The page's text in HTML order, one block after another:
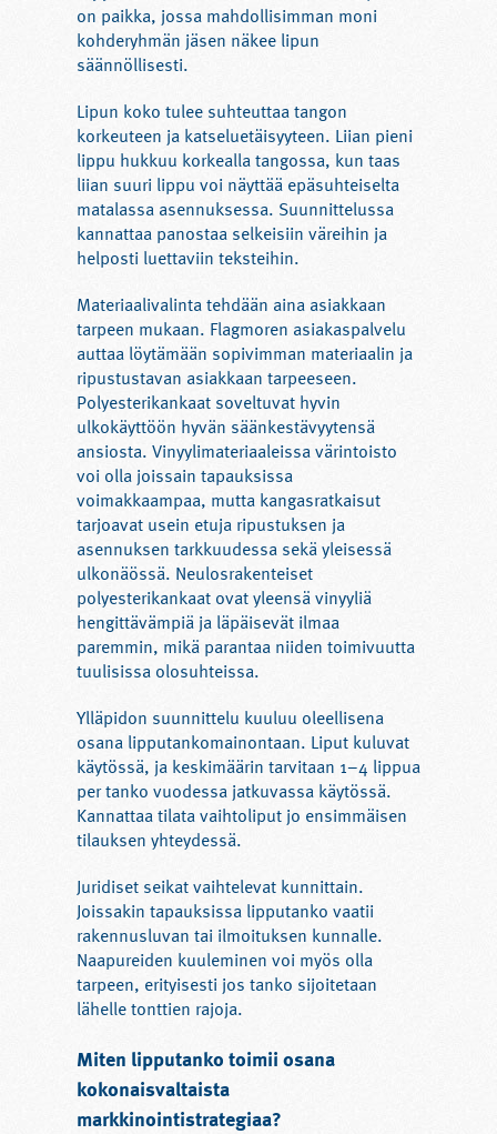
on paikka, jossa mahdollisimman moni
kohderyhmän jäsen näkee lipun
säännöllisesti.
Lipun koko tulee suhteuttaa tangon
korkeuteen ja katseluetäisyyteen. Liian pieni
lippu hukkuu korkealla tangossa, kun taas
liian suuri lippu voi näyttää epäsuhteiselta
matalassa asennuksessa. Suunnittelussa
kannattaa panostaa selkeisiin väreihin ja
helposti luettaviin teksteihin.
Materiaalivalinta tehdään aina asiakkaan
tarpeen mukaan. Flagmoren asiakaspalvelu
auttaa löytämään sopivimman materiaalin ja
ripustustavan asiakkaan tarpeeseen.
Polyesterikankaat soveltuvat hyvin
ulkokäyttöön hyvän säänkestävyytensä
ansiosta. Vinyylimateriaaleissa värintoisto
voi olla joissain tapauksissa
voimakkaampaa, mutta kangasratkaisut
tarjoavat usein etuja ripustuksen ja
asennuksen tarkkuudessa sekä yleisessä
ulkonäössä. Neulosrakenteiset
polyesterikankaat ovat yleensä vinyyliä
hengittävämpiä ja läpäisevät ilmaa
paremmin, mikä parantaa niiden toimivuutta
tuulisissa olosuhteissa.
Ylläpidon suunnittelu kuuluu oleellisena
osana lipputankomainontaan. Liput kuluvat
käytössä, ja keskimäärin tarvitaan 1–4 lippua
per tanko vuodessa jatkuvassa käytössä.
Kannattaa tilata vaihtoliput jo ensimmäisen
tilauksen yhteydessä.
Juridiset seikat vaihtelevat kunnittain.
Joissakin tapauksissa lipputanko vaatii
rakennusluvan tai ilmoituksen kunnalle.
Naapureiden kuuleminen voi myös olla
tarpeen, erityisesti jos tanko sijoitetaan
lähelle tonttien rajoja.
Miten lipputanko toimii osana
kokonaisvaltaista
markkinointistrategiaa?